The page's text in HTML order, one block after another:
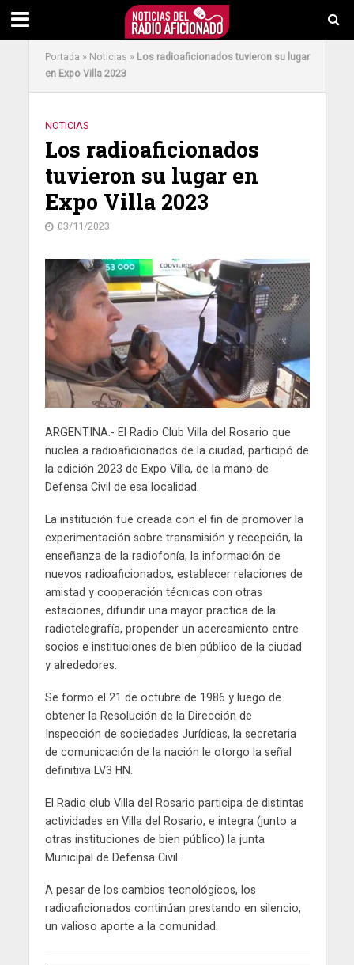
Portada » Noticias » Los radioaficionados tuvieron su lugar
en Expo Villa 2023
NOTICIAS
Los radioaficionados
tuvieron su lugar en
Expo Villa 2023
03/11/2023
ARGENTINA.- El Radio Club Villa del Rosario que
nuclea a radioaficionados de la ciudad, participó de
la edición 2023 de Expo Villa, de la mano de
Defensa Civil de esa localidad.
La institución fue creada con el fin de promover la
experimentación sobre transmisión y recepción, la
enseñanza de la radiofonía, la información de
nuevos radioaficionados, establecer relaciones de
amistad y cooperación técnicas con otras
estaciones, difundir una mayor practica de la
radiotelegrafía, propender un acercamiento entre
socios e instituciones de bien público de la ciudad
y alrededores.
Se formo el 21 de octubre de 1986 y luego de
obtener la Resolución de la Dirección de
Inspección de sociedades Jurídicas, la secretaria
de comunicación de la nación le otorgo la señal
definitiva LV3 HN.
El Radio club Villa del Rosario participa de distintas
actividades en Villa del Rosario, e integra (junto a
otras instituciones de bien público) la junta
Municipal de Defensa Civil.
A pesar de los cambios tecnológicos, los
radioaficionados continúan prestando en silencio,
un valioso aporte a la comunidad.